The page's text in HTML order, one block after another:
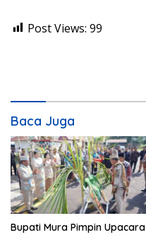
Post Views: 99
Baca Juga
Bupati Mura Pimpin Upacara